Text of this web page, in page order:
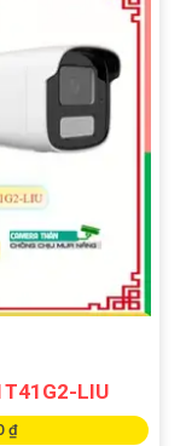
LIU
₫